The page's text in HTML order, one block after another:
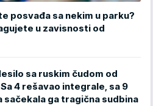
posvađa sa nekim u parku?
u zavisnosti od
sa ruskim čudom od
4 rešavao integrale, sa 9
sačekala ga tragična sudbina